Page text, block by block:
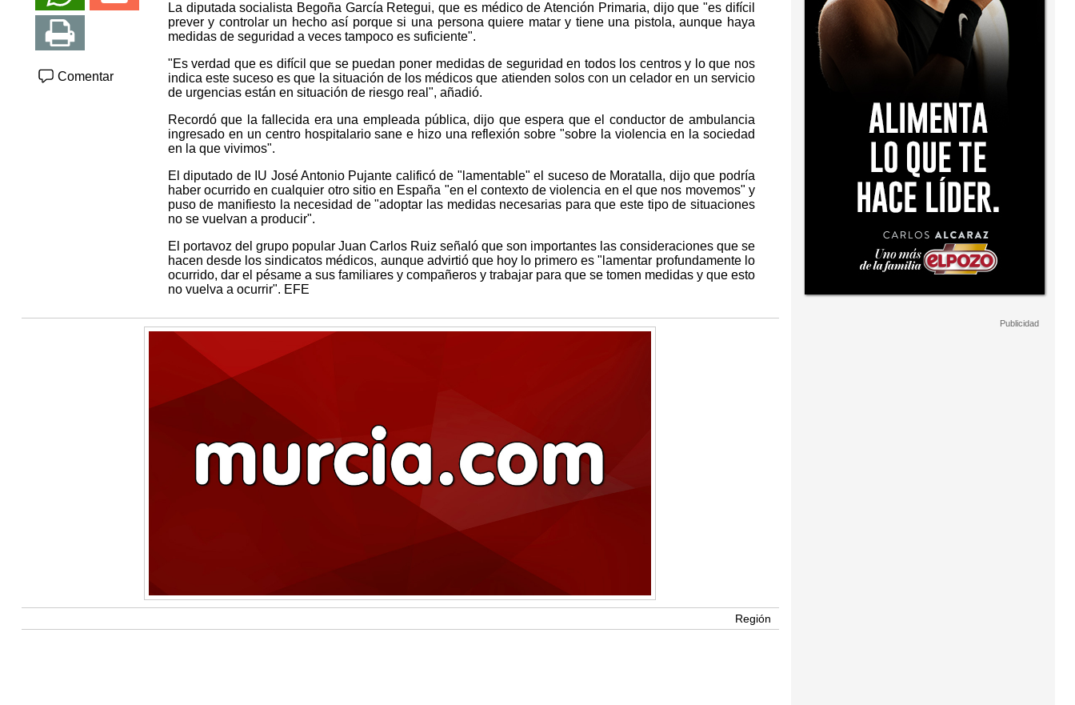
Comentar
La diputada socialista Begoña García Retegui, que es médico de Atención Primaria, dijo que "es difícil
prever y controlar un hecho así porque si una persona quiere matar y tiene una pistola, aunque haya
medidas de seguridad a veces tampoco es suficiente".
"Es verdad que es difícil que se puedan poner medidas de seguridad en todos los centros y lo que nos
indica este suceso es que la situación de los médicos que atienden solos con un celador en un servicio
de urgencias están en situación de riesgo real", añadió.
Recordó que la fallecida era una empleada pública, dijo que espera que el conductor de ambulancia
ingresado en un centro hospitalario sane e hizo una reflexión sobre "sobre la violencia en la sociedad
en la que vivimos".
El diputado de IU José Antonio Pujante calificó de "lamentable" el suceso de Moratalla, dijo que podría
haber ocurrido en cualquier otro sitio en España "en el contexto de violencia en el que nos movemos" y
puso de manifiesto la necesidad de "adoptar las medidas necesarias para que este tipo de situaciones
no se vuelvan a producir".
El portavoz del grupo popular Juan Carlos Ruiz señaló que son importantes las consideraciones que se
hacen desde los sindicatos médicos, aunque advirtió que hoy lo primero es "lamentar profundamente lo
ocurrido, dar el pésame a sus familiares y compañeros y trabajar para que se tomen medidas y que esto
no vuelva a ocurrir". EFE
Región